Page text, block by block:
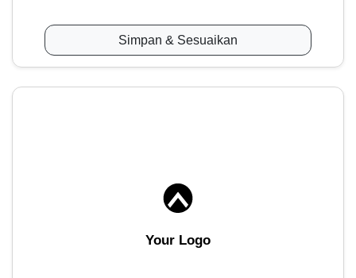
Simpan & Sesuaikan
Your Logo